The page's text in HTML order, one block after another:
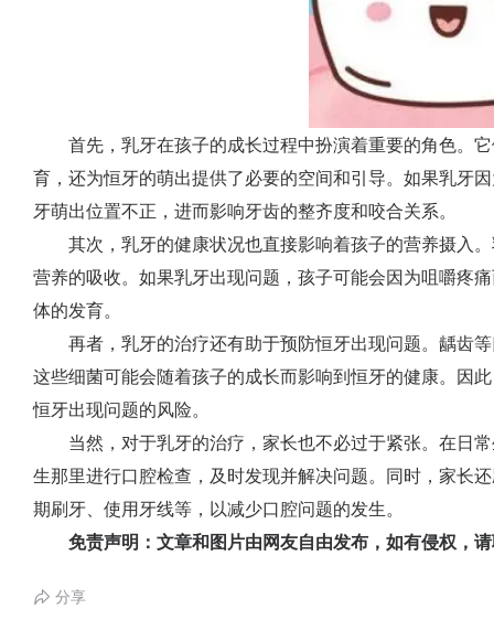
首先，乳牙在孩子的成长过程中扮演着重要的角色。它
育，还为恒牙的萌出提供了必要的空间和引导。如果乳牙
牙萌出位置不正，进而影响牙齿的整齐度和咬合关系。
其次，乳牙的健康状况也直接影响着孩子的营养摄入。
营养的吸收。如果乳牙出现问题，孩子可能会因为咀嚼疼
体的发育。
再者，乳牙的治疗还有助于预防恒牙出现问题。龋齿等
这些细菌可能会随着孩子的成长而影响到恒牙的健康。因
恒牙出现问题的风险。
当然，对于乳牙的治疗，家长也不必过于紧张。在日常
生那里进行口腔检查，及时发现并解决问题。同时，家长
期刷牙、使用牙线等，以减少口腔问题的发生。
免责声明：文章和图片由网友自由发布，如有侵权，请
分享